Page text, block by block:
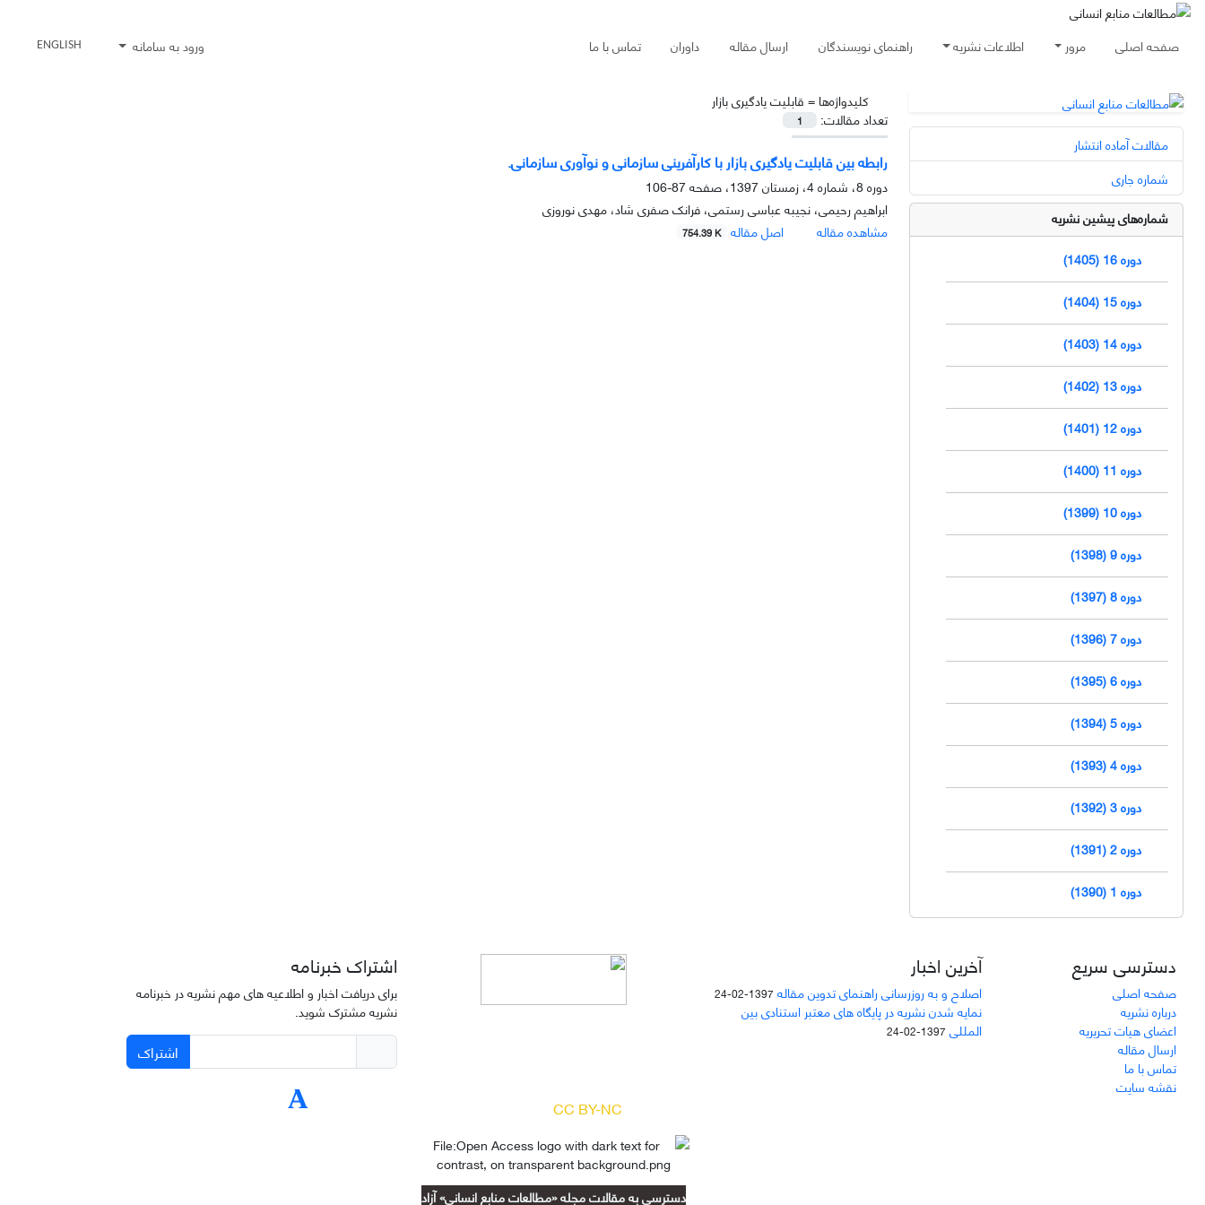
صفحه اصلی مرور اطلاعات نشریه راهنمای نویسندگان ارسال مقاله داوران تماس با ما ورود به سامانه ENGLISH
کلیدواژه‌ها = قابلیت یادگیری بازار
تعداد مقالات:
1
رابطه بین قابلیت یادگیری بازار با کارآفرینی سازمانی و نوآوری سازمانی.
دوره 8، شماره 4، زمستان 1397، صفحه
87-106
ابراهیم رحیمی، نجیبه عباسی رستمی، فرانک صفری شاد، مهدی نوروزی
مشاهده مقاله
اصل مقاله 754.39 K
مقالات آماده انتشار
شماره جاری
شماره‌های پیشین نشریه
دوره 16 (1405)
دوره 15 (1404)
دوره 14 (1403)
دوره 13 (1402)
دوره 12 (1401)
دوره 11 (1400)
دوره 10 (1399)
دوره 9 (1398)
دوره 8 (1397)
دوره 7 (1396)
دوره 6 (1395)
دوره 5 (1394)
دوره 4 (1393)
دوره 3 (1392)
دوره 2 (1391)
دوره 1 (1390)
دسترسی سریع
صفحه اصلی
درباره نشریه
اعضای هیات تحریریه
ارسال مقاله
تماس با ما
نقشه سایت
آخرین اخبار
اصلاح و به روزرسانی راهنمای تدوین مقاله 1397-02-24
نمایه شدن نشریه در پایگاه های معتبر استنادی بین
المللی 1397-02-24
CC BY-NC
دسترسی به مقالات مجله «مطالعات منابع انسانی» آزاد
اشتراک خبرنامه
برای دریافت اخبار و اطلاعیه های مهم نشریه در خبرنامه
نشریه مشترک شوید.
اشتراک